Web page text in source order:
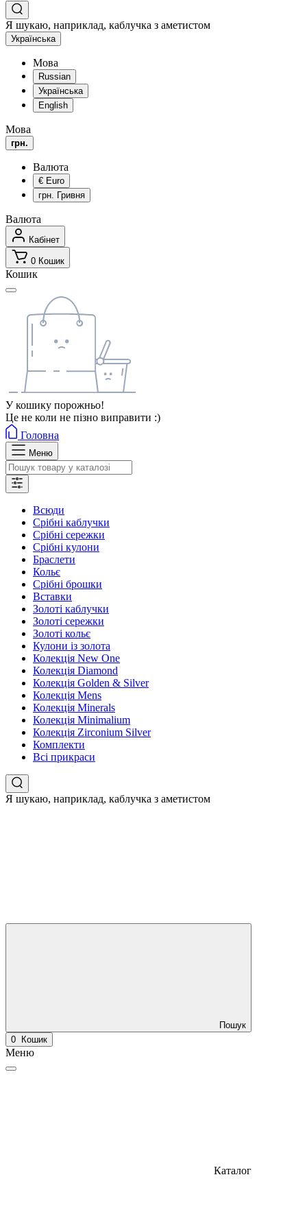
Я шукаю, наприклад, каблучка з аметистом
Українська
Мова
Russian
Українська
English
Мова
грн.
Валюта
€ Euro
грн. Гривня
Валюта
Кабінет
0 Кошик
Кошик
У кошику порожньо!
Це не коли не пізно виправити :)
Головна
Меню
Всюди
Срібні каблучки
Срібні сережки
Срібні кулони
Браслети
Кольє
Срібні брошки
Вставки
Золоті каблучки
Золоті сережки
Золоті кольє
Кулони із золота
Колекція New One
Колекція Diamond
Колекція Golden & Silver
Колекція Mens
Колекція Minerals
Колекція Minimalium
Колекція Zirconium Silver
Комплекти
Всі прикраси
Я шукаю, наприклад, каблучка з аметистом
Пошук
0
Кошик
Меню
Каталог